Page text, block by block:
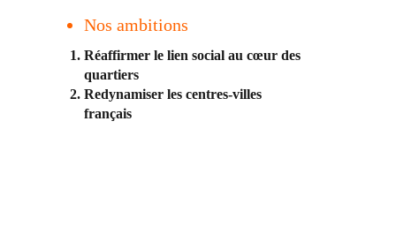
Nos ambitions
Réaffirmer le lien social au cœur des
quartiers
Redynamiser les centres-villes
français